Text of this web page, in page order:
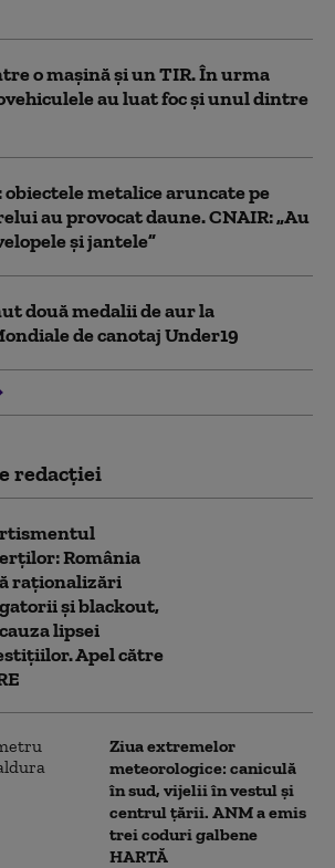
o mașină și un TIR. În urma
au luat foc și unul dintre
obiectele metalice aruncate pe
au provocat daune. CNAIR: „Au
și jantele”
două medalii de aur la
de canotaj Under19
redacţiei
România
raționalizări
și blackout,
lipsei
Apel către
Ziua extremelor
meteorologice: caniculă
în sud, vijelii în vestul și
centrul țării. ANM a emis
trei coduri galbene
HARTĂ